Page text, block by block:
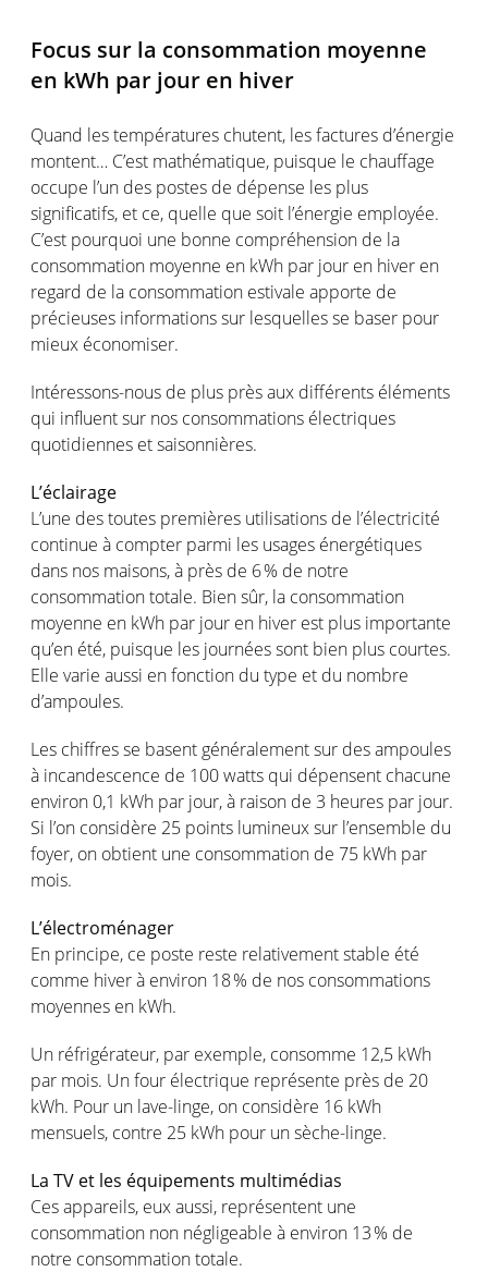
Focus sur la consommation moyenne
en kWh par jour en hiver
Quand lestempératures chutent, les factures d’énergie
montent… C’est mathématique, puisque le chauffage
occupe l’un des postes de dépense les plus
significatifs, et ce, quelle que soit l’énergie employée.
C’est pourquoi une bonne compréhension de la
consommation moyenne en kWh par jour en hiver en
regard de la consommation estivale apporte de
précieuses informationssur lesquellesse baser pour
mieux économiser.
Intéressons-nous de plus prèsaux différents éléments
qui influent sur nos consommations électriques
quotidiennes etsaisonnières.
L’éclairage
L’une destoutes premières utilisations de l’électricité
continue à compter parmi les usages énergétiques
dans nos maisons, à près de 6 % de notre
consommationtotale. Biensûr, la consommation
moyenne en kWh par jour en hiver est plus importante
qu’en été, puisque les journéessont bien plus courtes.
Elle varie aussi enfonction du type et du nombre
d’ampoules.
Les chiffres se basent généralementsur des ampoules
à incandescence de 100 watts qui dépensent chacune
environ 0,1 kWh par jour, à raison de 3 heures par jour.
Si l’on considère 25 points lumineuxsur l’ensemble du
foyer, on obtient une consommation de 75 kWh par
mois.
L’électroménager
En principe, ce poste reste relativementstable été
comme hiver à environ 18 % de nos consommations
moyennes en kWh.
Un réfrigérateur, par exemple, consomme 12,5 kWh
par mois. Un four électrique représente près de 20
kWh. Pour un lave-linge, on considère 16 kWh
mensuels, contre 25 kWh pour unsèche-linge.
La TV et les équipements multimédias
Cesappareils, euxaussi, représentent une
consommation non négligeable à environ 13 % de
notre consommationtotale.